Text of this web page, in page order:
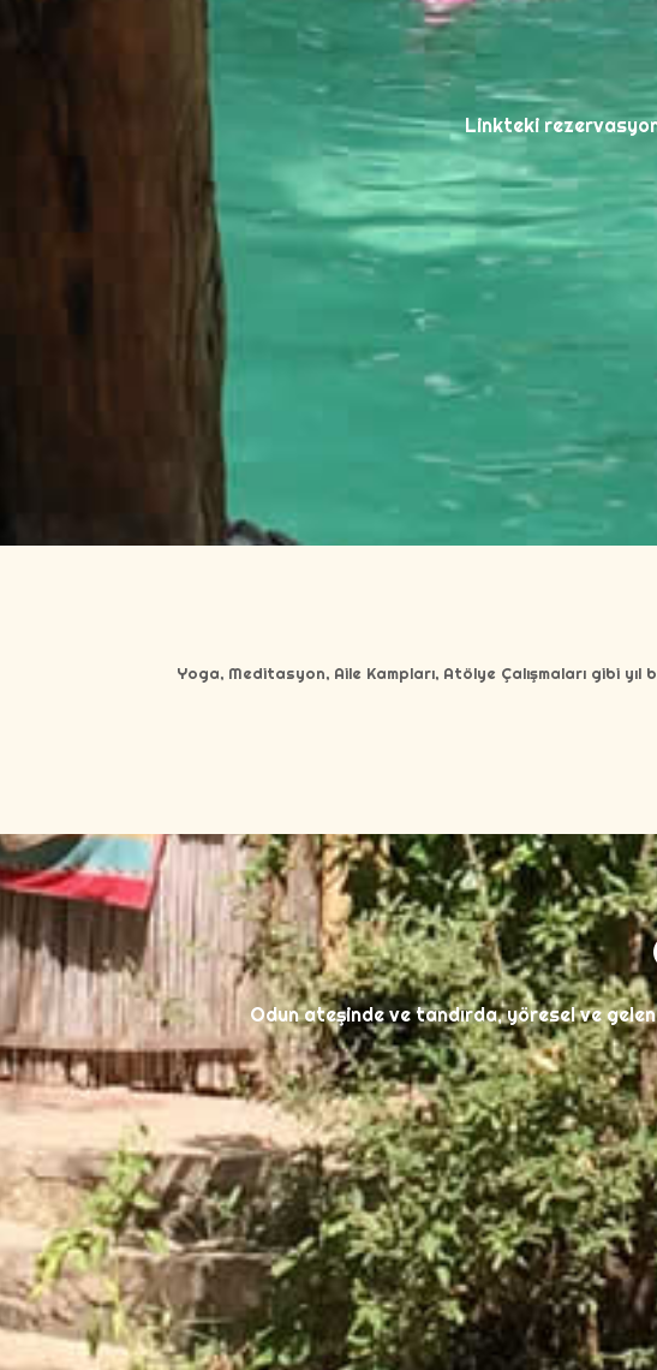
Linkteki
Yoga, Meditasyon, Aile Kampları, Atölye Çalışmaları gibi
Odun ateşinde ve tandırda, yöresel ve